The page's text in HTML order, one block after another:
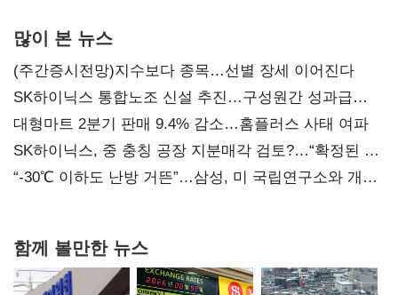
많이 본 뉴스
(주간증시전망)지수보다 종목…선별 장세 이어진다
SK하이닉스 통합노조 신설 추진…구성원간 성과급
불만 확산
대형마트 2분기 판매 9.4% 감소…홈플러스 사태 여파
SK하이닉스, 중 충칭 공장 지분매각 검토?…“확정된 바
없어”
“-30℃ 이하도 난방 거뜬”…삼성, 미 국립연구소와 개발
함께 볼만한 뉴스